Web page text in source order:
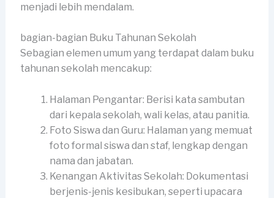
menjadi lebih mendalam.
bagian-bagian Buku Tahunan Sekolah
Sebagian elemen umum yang terdapat dalam buku
tahunan sekolah mencakup:
Halaman Pengantar: Berisi kata sambutan
dari kepala sekolah, wali kelas, atau panitia.
Foto Siswa dan Guru: Halaman yang memuat
foto formal siswa dan staf, lengkap dengan
nama dan jabatan.
Kenangan Aktivitas Sekolah: Dokumentasi
berjenis-jenis kesibukan, seperti upacara